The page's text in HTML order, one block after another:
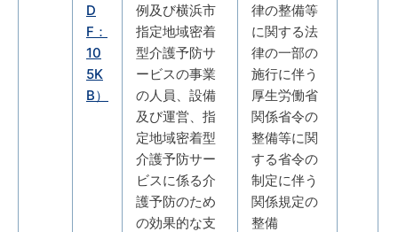
D
F：
10
5K
B）
例及び横浜市
指定地域密着
型介護予防サ
ービスの事業
の人員、設備
及び運営、指
定地域密着型
介護予防サー
ビスに係る介
護予防のため
の効果的な支
律の整備等
に関する法
律の一部の
施行に伴う
厚生労働省
関係省令の
整備等に関
する省令の
制定に伴う
関係規定の
整備